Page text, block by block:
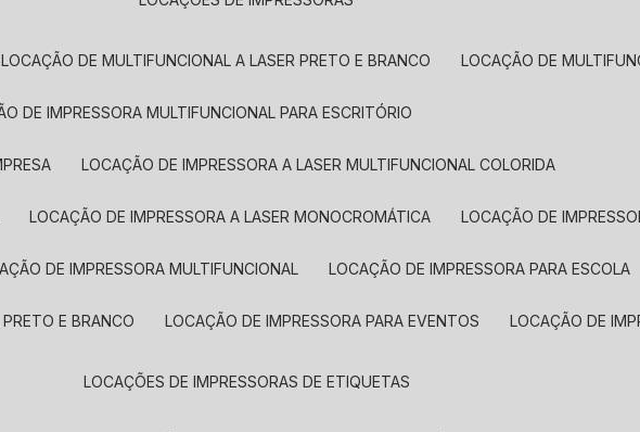
LOCAÇÃO DE MULTIFUNCIONAL A LASER PRETO E BRANCO LOCAÇÃO DE
DE IMPRESSORA MULTIFUNCIONAL PARA ESCRITÓRIO
LOCAÇÃO DE IMPRESSORA A LASER MULTIFUNCIONAL COLORIDA
LOCAÇÃO DE IMPRESSORA A LASER MONOCROMÁTICA LOCAÇÃO DE
DE IMPRESSORA MULTIFUNCIONAL LOCAÇÃO DE IMPRESSORA PARA ESCOLA
E BRANCO LOCAÇÃO DE IMPRESSORA PARA EVENTOS LOCAÇÃO DE
LOCAÇÕES DE IMPRESSORAS DE ETIQUETAS